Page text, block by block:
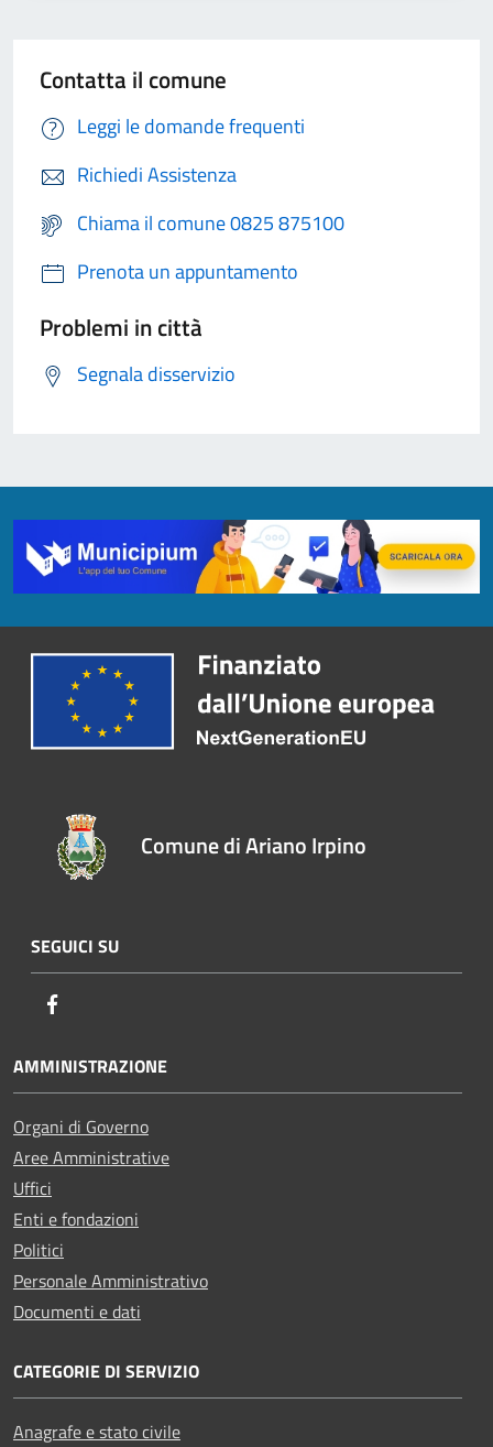
Contatta il comune
Leggi le domande frequenti
Richiedi Assistenza
Chiama il comune 0825 875100
Prenota un appuntamento
Problemi in città
Segnala disservizio
Comune di Ariano Irpino
SEGUICI SU
AMMINISTRAZIONE
Organi di Governo
Aree Amministrative
Uffici
Enti e fondazioni
Politici
Personale Amministrativo
Documenti e dati
CATEGORIE DI SERVIZIO
Anagrafe e stato civile